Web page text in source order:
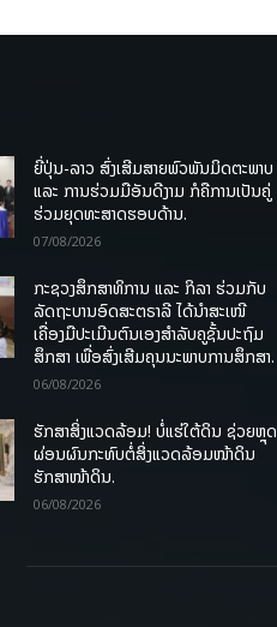
ຍີ່ປຸ່ນ-ລາວ ສົ່ງເສີມສາຍພົວພັນມິດຕະພາບ
ແລະ ການຮ່ວມມືອັນດີງາມ ກໍຄືການເປັນຄູ່
ຮ່ວມຍຸດທະສາດຮອບດ້ານ.
07/08/2026
ກະຊວງສຶກສາທິການ ແລະ ກິລາ ຮ່ວມກັບ
ລັດຖະບານອົດສະຕຣາລີ ໄດ້ນຳສະເໜີ
ເຄື່ອງມືປະເມີນຕົນເອງສຳລັບຄູຊັ້ນປະຖົມ
ສຶກສາ ເພື່ອສົ່ງເສີມຄຸນນະພາບການສຶກສາ.
06/08/2026
ຮັກສາສິ່ງແວດລ້ອມ! ບໍ່ແຮ່ໃຕ້ດິນ ຊ່ວຍຫຼຸດ
ຜ່ອນຜົນກະທົບຕໍ່ສິ່ງແວດລ້ອມໜ້າດິນ
ຮັກສາໜ້າດິນ.
06/08/2026